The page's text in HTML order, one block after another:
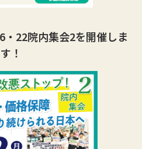
22院内集会2を開催しま
す！